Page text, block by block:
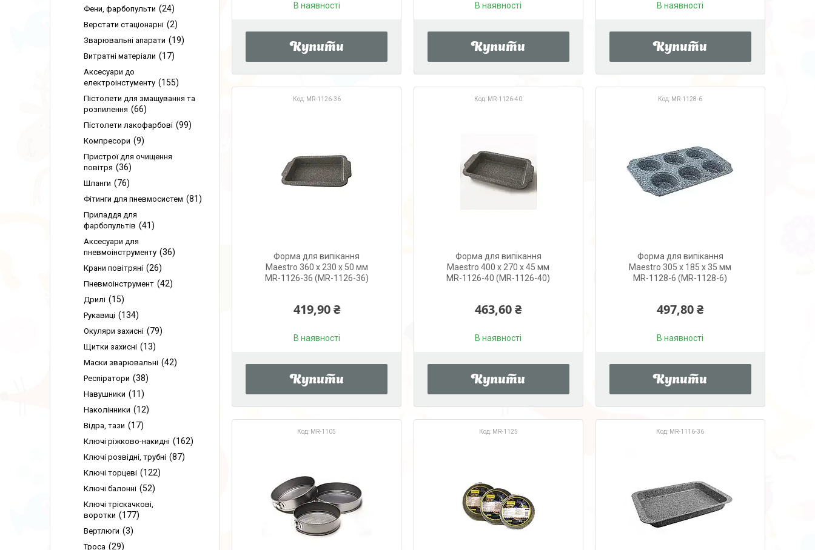
В наявності
Купити
В наявності
Купити
В наявності
Купити
MR-1126-36
Форма для випікання
Maestro 360 х 230 х 50 мм
MR-1126-36 (MR-1126-36)
419,90 ₴
В наявності
Купити
MR-1126-40
Форма для випікання
Maestro 400 х 270 х 45 мм
MR-1126-40 (MR-1126-40)
463,60 ₴
В наявності
Купити
MR-1128-6
Форма для випікання
Maestro 305 х 185 х 35 мм
MR-1128-6 (MR-1128-6)
497,80 ₴
В наявності
Купити
MR-1105 MR-1125 MR-1116-36
Фени, фарбопульти 24
Верстати стаціонарні 2
Зварювальні апарати 19
Витратні матеріали 17
Аксесуари до
електроінстументу
155
Пістолети для змащування та
розпилення
66
Пістолети лакофарбові 99
Компресори 9
Пристрої для очищення
повітря
36
Шланги 76
Фітинги для пневмосистем 81
Приладдя для
фарбопультів
41
Аксесуари для
пневмоінструменту
36
Крани повітряні 26
Пневмоінструмент 42
Дрилі 15
Рукавиці 134
Окуляри захисні 79
Щитки захисні 13
Маски зварювальні 42
Респіратори 38
Навушники 11
Наколінники 12
Відра, тази 17
Ключі ріжково-накидні 162
Ключі розвідні, трубні 87
Ключі торцеві 122
Ключі балонні 52
Ключі тріскачкові,
воротки
177
Вертлюги 3
Троса 29